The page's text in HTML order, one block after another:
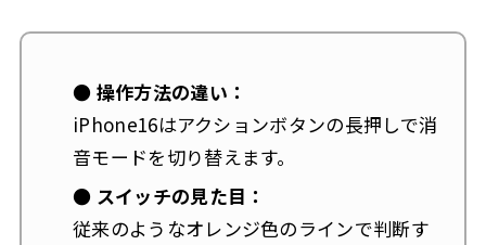
● 操作方法の違い：
iPhone16はアクションボタンの長押しで消
音モードを切り替えます。
● スイッチの見た目：
従来のようなオレンジ色のラインで判断す